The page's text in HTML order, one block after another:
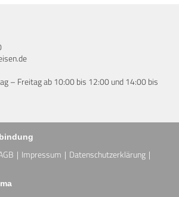
– Freitag ab 10:00 bis 12:00 und 14:00 bis
Impressum
Datenschutzerklärung